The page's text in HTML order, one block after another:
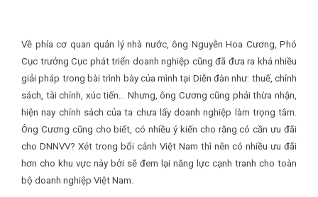
Về phía cơ quan quản lý nhà nước, ông Nguyễn Hoa Cương, Phó
Cục trưởng Cục phát triển doanh nghiệp cũng đã đưa ra khá nhiều
giải pháp trong bài trình bày của mình tại Diễn đàn như: thuế, chính
sách, tài chính, xúc tiến… Nhưng, ông Cương cũng phải thừa nhận,
hiện nay chính sách của ta chưa lấy doanh nghiệp làm trọng tâm.
Ông Cương cũng cho biết, có nhiều ý kiến cho rằng có cần ưu đãi
cho DNNVV? Xét trong bối cảnh Việt Nam thì nên có nhiều ưu đãi
hơn cho khu vực này bởi sẽ đem lại năng lực cạnh tranh cho toàn
bộ doanh nghiệp Việt Nam.